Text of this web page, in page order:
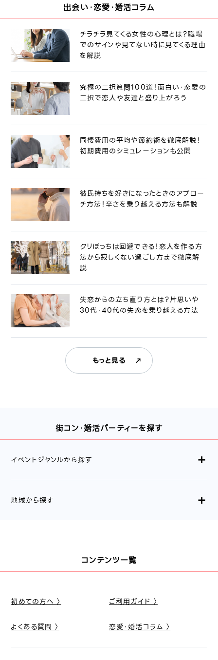
出会い・恋愛・婚活コラム
チラチラ見てくる女性の心理とは？職場
でのサインや見てない時に見てくる理由
を解説
究極の二択質問100選！面白い・恋愛の
二択で恋人や友達と盛り上がろう
同棲費用の平均や節約術を徹底解説！
初期費用のシミュレーションも公開
彼氏持ちを好きになったときのアプロー
チ方法！辛さを乗り越える方法も解説
クリぼっちは回避できる！恋人を作る方
法から寂しくない過ごし方まで徹底解
説
失恋からの立ち直り方とは？片思いや
30代・40代の失恋を乗り越える方法
もっと見る
街コン・婚活パーティーを探す
イベントジャンルから探す
地域から探す
コンテンツ一覧
初めての方へ 〉 ご利用ガイド 〉
よくある質問 〉 恋愛・婚活コラム 〉